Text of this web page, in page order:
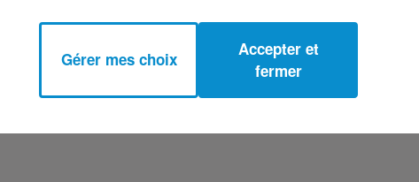
Gérer mes choix
Accepter et
fermer